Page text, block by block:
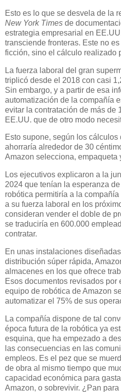
Esto es lo que se desvela de la
New York Times de
estrategia empresarial en
transciende fronteras. Este no
ficción, sino el cálculo realizado
La fuerza laboral del gran
triplicó desde el 2018 con casi
Sin embargo, y a partir de esa
automatización de la compañía
evitar la contratación de más de
EE.UU. que de otro modo
Esto supone, según los
ahorraría alrededor de 30
Amazon selecciona, empaqueta
Los ejecutivos explicaron a la
2024 que tenían la esperanza
robótica permitiría a la
a su fuerza laboral en los
consideran vender el doble de
se traduciría en 600.000
contratar.
En unas instalaciones
distribución súper rápida,
almacenes en los que ofrece
Esos documentos revisados por
equipo de robótica de Amazon
automatizar el 75% de sus
La compañía dispone de tal
época futura de la robótica ya
esquina, que ha empezado a
las consecuencias en las
empleos. Es el pez que se
de obra al mismo tiempo que
capacidad económica para
Amazon, o sobrevivir. ¿Pan para